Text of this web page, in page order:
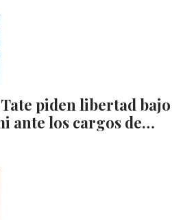
piden libertad bajo
ante los cargos de…